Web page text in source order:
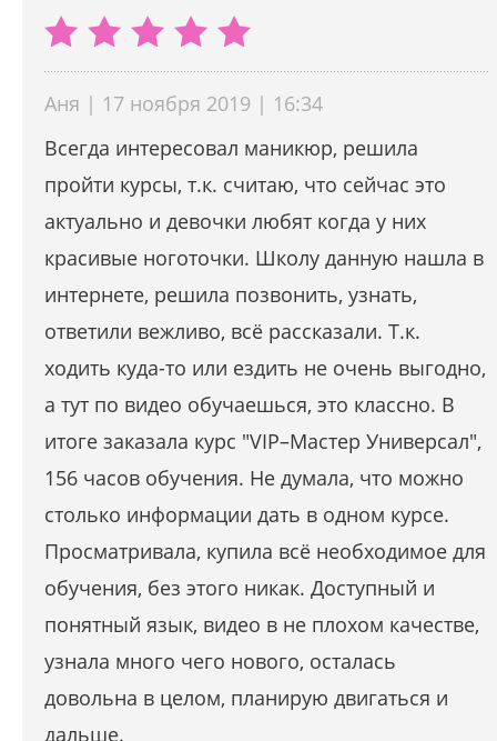
Аня | 17 ноября 2019 | 16:34
Всегда интересовал маникюр, решила
пройти курсы, т.к. считаю, что сейчас это
актуально и девочки любят когда у них
красивые ноготочки. Школу данную нашла в
интернете, решила позвонить, узнать,
ответили вежливо, всё рассказали. Т.к.
ходить куда-то или ездить не очень выгодно,
а тут по видео обучаешься, это классно. В
итоге заказала курс "VIР–Мастер Универсал",
156 часов обучения. Не думала, что можно
столько информации дать в одном курсе.
Просматривала, купила всё необходимое для
обучения, без этого никак. Доступный и
понятный язык, видео в не плохом качестве,
узнала много чего нового, осталась
довольна в целом, планирую двигаться и
дальше.